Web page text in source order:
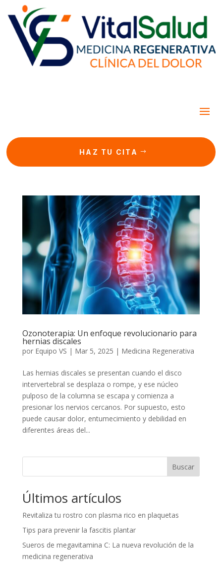
HAZ TU CITA
Ozonoterapia: Un enfoque revolucionario para
hernias discales
por Equipo VS | Mar 5, 2025 | Medicina Regenerativa
Las hernias discales se presentan cuando el disco
intervertebral se desplaza o rompe, y ese núcleo
pulposo de la columna se escapa y comienza a
presionar los nervios cercanos. Por supuesto, esto
puede causar dolor, entumecimiento y debilidad en
diferentes áreas del...
Buscar
Últimos artículos
Revitaliza tu rostro con plasma rico en plaquetas
Tips para prevenir la fascitis plantar
Sueros de megavitamina C: La nueva revolución de la
medicina regenerativa